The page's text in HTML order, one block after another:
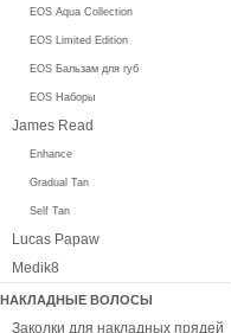
EOS Aqua Collection
EOS Limited Edition
EOS Бальзам для губ
EOS Наборы
James Read
Enhance
Gradual Tan
Self Tan
Lucas Papaw
Medik8
НАКЛАДНЫЕ ВОЛОСЫ
Заколки для накладных прядей